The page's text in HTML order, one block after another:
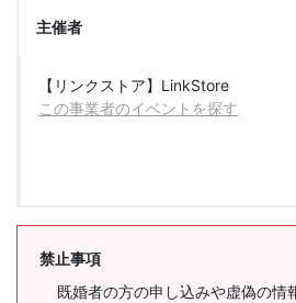
主催者
【リンクストア】LinkStore
この事業者のイベントを探す
禁止事項
既婚者の方の申し込みや虚偽の情